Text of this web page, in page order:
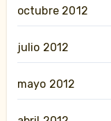
octubre 2012
julio 2012
mayo 2012